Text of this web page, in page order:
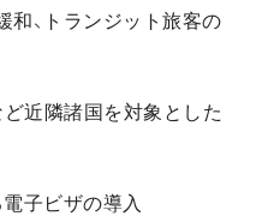
、トランジット旅客の
ど近隣諸国を対象とした
子ビザの導入